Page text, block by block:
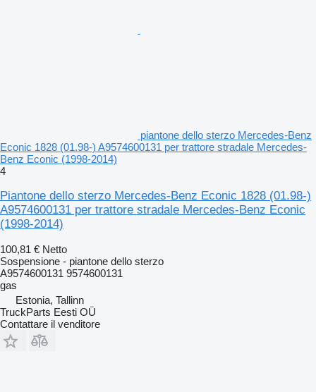
piantone dello sterzo Mercedes-Benz
Econic 1828 (01.98-) A9574600131 per trattore stradale Mercedes-
Benz Econic (1998-2014)
4
Piantone dello sterzo Mercedes-Benz Econic 1828 (01.98-)
A9574600131 per trattore stradale Mercedes-Benz Econic
(1998-2014)
100,81 € Netto
Sospensione - piantone dello sterzo
A9574600131 9574600131
gas
Estonia, Tallinn
TruckParts Eesti OÜ
Contattare il venditore